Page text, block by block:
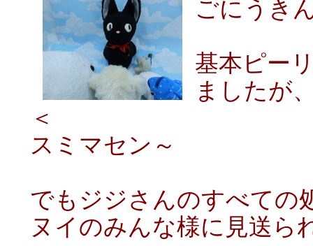
ごにうき
基本ピー
ましたが
＜
スミマセン～
でもジジさんのすべての
ヌイのみんな様に見送ら